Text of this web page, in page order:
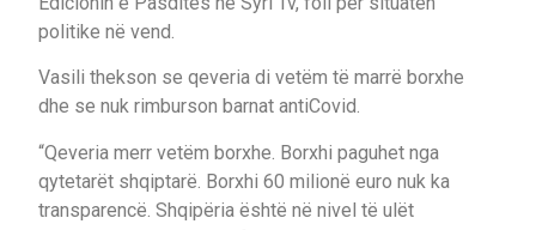
politike në vend.
Vasili thekson se qeveria di vetëm të marrë borxhe
dhe se nuk rimburson barnat antiCovid.
“Qeveria merr vetëm borxhe. Borxhi paguhet nga
qytetarët shqiptarë. Borxhi 60 milionë euro nuk ka
transparencë. Shqipëria është në nivel të ulët